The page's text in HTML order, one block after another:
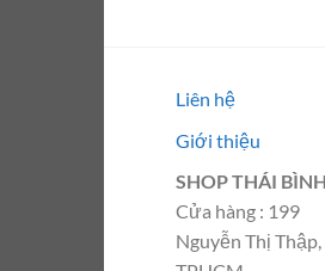
Liên hệ
Giới thiệu
SHOP THÁI BÌNH
Cửa hàng : 199
Nguyễn Thị Thập,